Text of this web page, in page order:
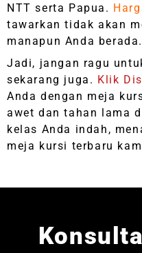
NTT serta Papua.
tawarkan tidak akan
manapun Anda berada.
Jadi, jangan ragu
sekarang juga. Klik
Anda dengan meja
awet dan tahan lama
kelas Anda indah,
meja kursi terbaru